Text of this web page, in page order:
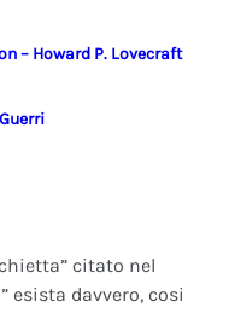
– Howard P. Lovecraft
citato nel
esista davvero, cosi